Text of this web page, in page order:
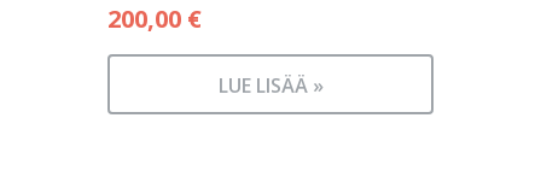
200,00 €
LUE LISÄÄ »